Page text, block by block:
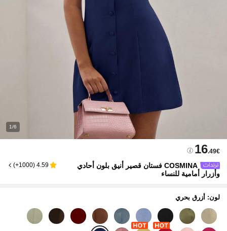
1/6
16.49€
COSMINA فستان قصير أنيق بلون أحادي
وأزرار أمامية للنساء
4.59
(
1000+
)
لون: أزرق بحري